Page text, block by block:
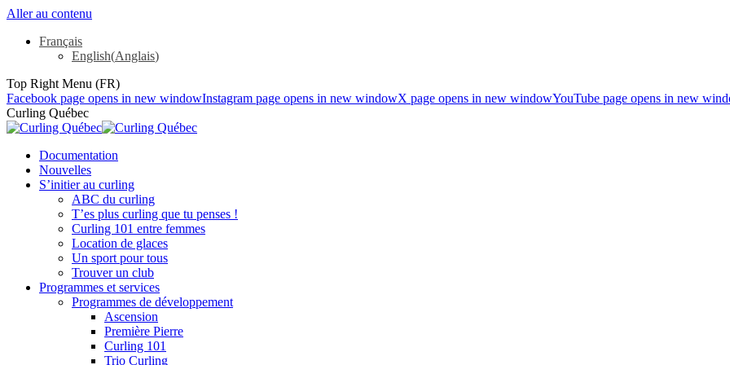
Aller au contenu
Français
English(Anglais)
Top Right Menu (FR)
Facebook page opens in new windowInstagram page opens in new windowX page opens in new windowYouTube page opens in new
Curling Québec
Documentation
Nouvelles
S’initier au curling
ABC du curling
T’es plus curling que tu penses !
Curling 101 entre femmes
Location de glaces
Un sport pour tous
Trouver un club
Programmes et services
Programmes de développement
Ascension
Première Pierre
Curling 101
Trio Curling